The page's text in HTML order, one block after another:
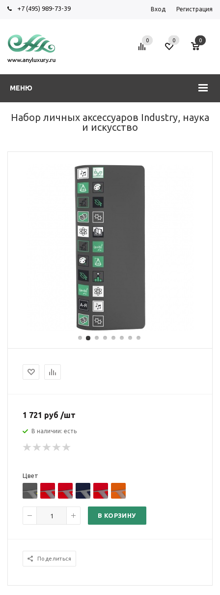
+7 (495) 989-73-39 Вход Регистрация
МЕНЮ
0 0 0
Набор личных аксессуаров Industry, наука
и искусство
1 721 руб /шт
В наличии: есть
Цвет
В КОРЗИНУ
Поделиться